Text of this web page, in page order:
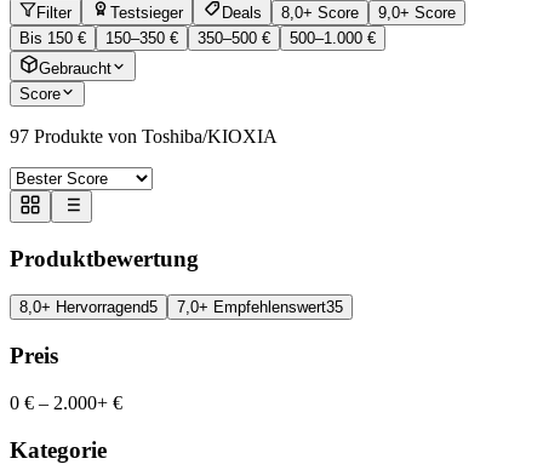
Filter
Testsieger Deals 8,0+ Score
9,0+ Score
Bis 150 €
150–350 € 350–500 €
500–1.000 €
Gebraucht
Score
97 Produkte von Toshiba/KIOXIA
Produktbewertung
8,0+ Hervorragend5 7,0+ Empfehlenswert35
Preis
0 € – 2.000+ €
Kategorie